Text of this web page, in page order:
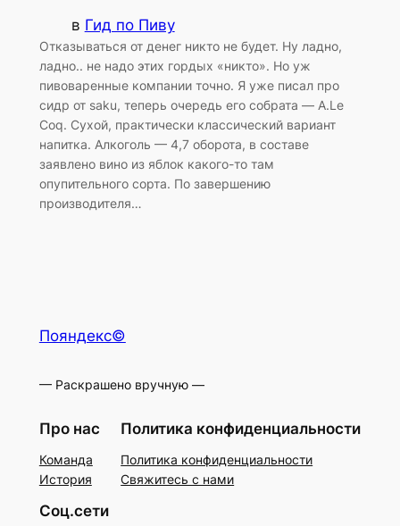
в Гид по Пиву
Отказываться от денег никто не будет. Ну ладно,
ладно.. не надо этих гордых «никто». Но уж
пивоваренные компании точно. Я уже писал про
сидр от saku, теперь очередь его собрата — A.Le
Coq. Сухой, практически классический вариант
напитка. Алкоголь — 4,7 оборота, в составе
заявлено вино из яблок какого-то там
опупительного сорта. По завершению
производителя…
Пояндекс©
— Раскрашено вручную —
Про нас
Команда
История
Политика конфиденциальности
Политика конфиденциальности
Свяжитесь с нами
Соц.сети